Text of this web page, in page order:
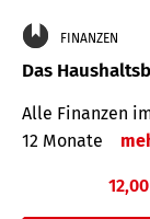
FINANZEN
Das
Alle Finanzen
12 Monate